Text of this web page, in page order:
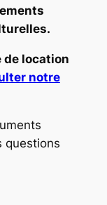
de location
notre
questions